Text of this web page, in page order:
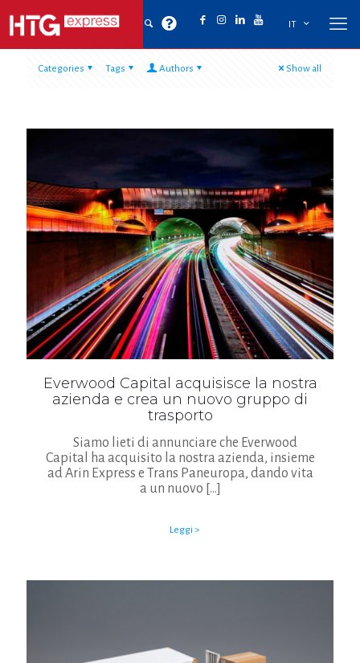
IT
Categories Tags Authors Show all
Everwood Capital acquisisce la nostra
azienda e crea un nuovo gruppo di
trasporto
Siamo lieti di annunciare che Everwood
Capital ha acquisito la nostra azienda, insieme
ad Arin Express e Trans Paneuropa, dando vita
a un nuovo […]
Leggi >